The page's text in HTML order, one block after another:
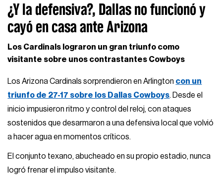
¿Y la defensiva?, Dallas no funcionó y
cayó en casa ante Arizona
Los Cardinals lograron un gran triunfo como
visitante sobre unos contrastantes Cowboys
Los Arizona Cardinals sorprendieron en Arlington con un
triunfo de 27-17 sobre los Dallas Cowboys. Desde el
inicio impusieron ritmo y control del reloj, con ataques
sostenidos que desarmaron a una defensiva local que volvió
a hacer agua en momentos críticos.
El conjunto texano, abucheado en su propio estadio, nunca
logró frenar el impulso visitante.